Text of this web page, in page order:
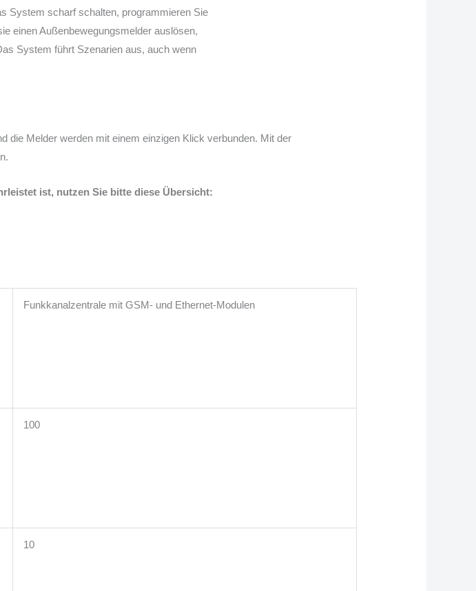
System scharf schalten, programmieren Sie
einen Außenbewegungsmelder auslösen,
System führt Szenarien aus, auch wenn
die Melder werden mit einem einzigen Klick verbunden. Mit der
ist, nutzen Sie bitte diese Übersicht:
Funkkanalzentrale mit GSM- und Ethernet-Modulen
100
10